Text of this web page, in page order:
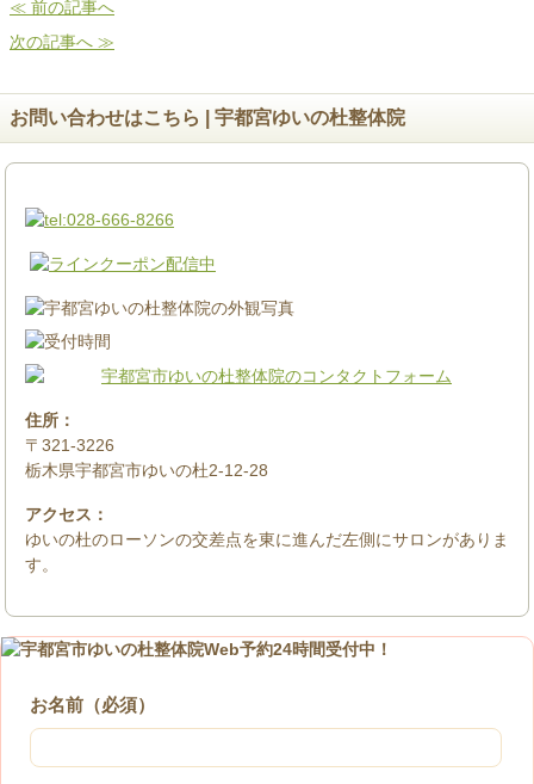
≪ 前の記事へ
次の記事へ ≫
お問い合わせはこちら | 宇都宮ゆいの杜整体院
住所：
〒321-3226
栃木県宇都宮市ゆいの杜2-12-28
アクセス：
ゆいの杜のローソンの交差点を東に進んだ左側にサロンがありま
す。
お名前（必須）